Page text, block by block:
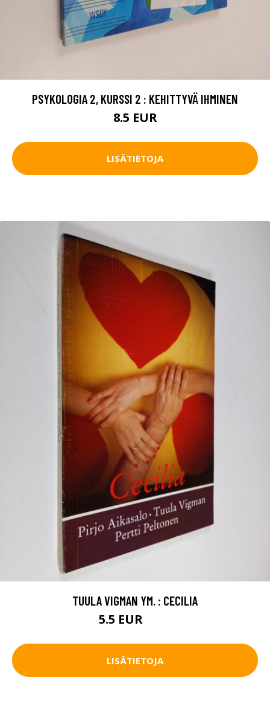
PSYKOLOGIA 2, KURSSI 2 : KEHITTYVÄ IHMINEN
8.5 EUR
LISÄTIETOJA
TUULA VIGMAN YM. : CECILIA
5.5 EUR
LISÄTIETOJA